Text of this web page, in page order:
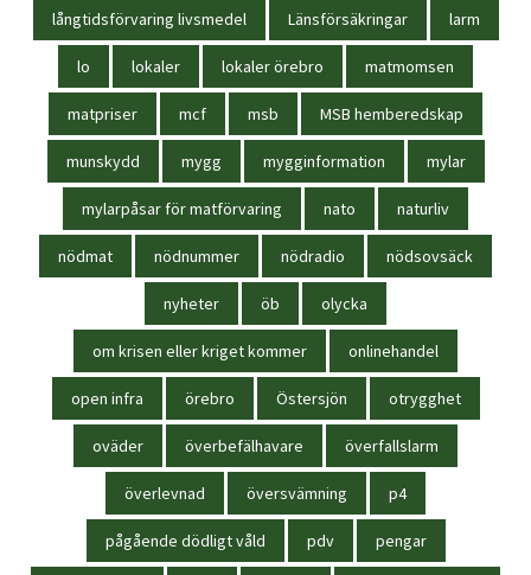
långtidsförvaring livsmedel Länsförsäkringar larm
lo lokaler lokaler örebro matmomsen
matpriser mcf msb MSB hemberedskap
munskydd mygg mygginformation mylar
mylarpåsar för matförvaring nato naturliv
nödmat nödnummer nödradio nödsovsäck
nyheter öb olycka
om krisen eller kriget kommer onlinehandel
open infra örebro Östersjön otrygghet
oväder överbefälhavare överfallslarm
överlevnad översvämning p4
pågående dödligt våld pdv pengar